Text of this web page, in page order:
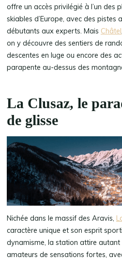
offre un accès privilégié à l’un des
skiables d’Europe, avec des pistes
débutants aux experts. Mais Châtel
on y découvre des sentiers de
descentes en luge ou encore des
parapente au-dessus des
La Clusaz, le
de glisse
Nichée dans le massif des Aravis,
caractère unique et son esprit
dynamisme, la station attire autant
amateurs de sensations fortes,